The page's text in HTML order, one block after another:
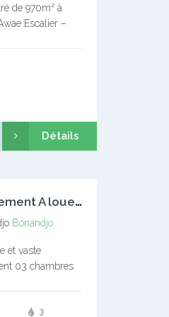
de 970m² à
Escalier –
Catholique –
Détails
A
ppartement A louer Bonandjo
Bonandjo
et vaste
03 chambres
vaste salon 01
3